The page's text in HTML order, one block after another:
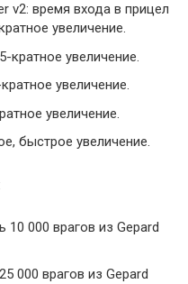
v2: время входа в прицел
увеличение.
кратное увеличение.
увеличение.
увеличение.
быстрое увеличение.
000 врагов из Gepard
000 врагов из Gepard